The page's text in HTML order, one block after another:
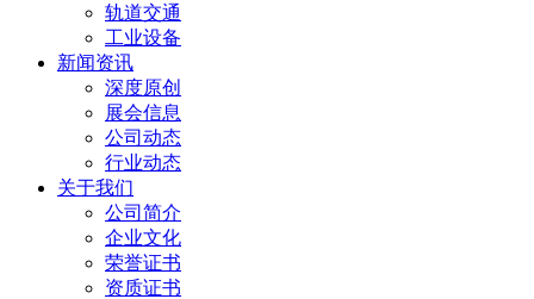
轨道交通
工业设备
新闻资讯
深度原创
展会信息
公司动态
行业动态
关于我们
公司简介
企业文化
荣誉证书
资质证书